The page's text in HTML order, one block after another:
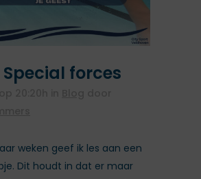
Special forces
weken geef ik les aan een
Dit houdt in dat er maar